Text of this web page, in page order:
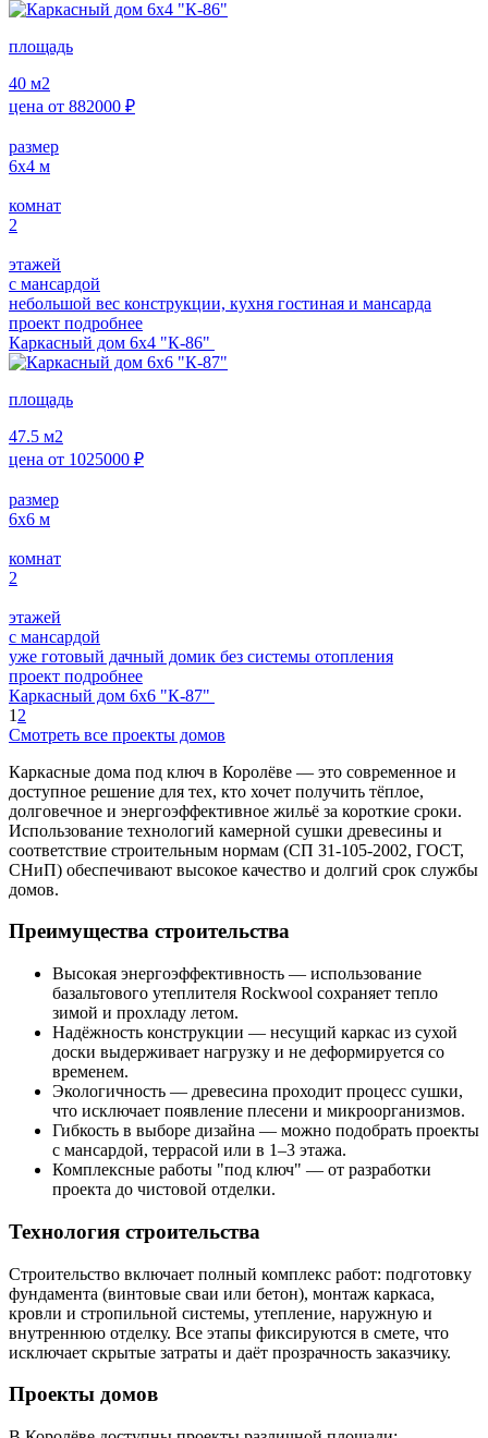
площадь
40 м2
цена от 882000 ₽
размер
6х4 м
комнат
2
этажей
с мансардой
небольшой вес конструкции, кухня гостиная и мансарда
проект подробнее
Каркасный дом 6х4 "К-86"
площадь
47.5 м2
цена от 1025000 ₽
размер
6х6 м
комнат
2
этажей
с мансардой
уже готовый дачный домик без системы отопления
проект подробнее
Каркасный дом 6х6 "К-87"
1 2
Смотреть все проекты домов
Каркасные дома под ключ в Королёве — это современное и
доступное решение для тех, кто хочет получить тёплое,
долговечное и энергоэффективное жильё за короткие сроки.
Использование технологий камерной сушки древесины и
соответствие строительным нормам (СП 31-105-2002, ГОСТ,
СНиП) обеспечивают высокое качество и долгий срок службы
домов.
Преимущества строительства
Высокая энергоэффективность — использование
базальтового утеплителя Rockwool сохраняет тепло
зимой и прохладу летом.
Надёжность конструкции — несущий каркас из сухой
доски выдерживает нагрузку и не деформируется со
временем.
Экологичность — древесина проходит процесс сушки,
что исключает появление плесени и микроорганизмов.
Гибкость в выборе дизайна — можно подобрать проекты
с мансардой, террасой или в 1–3 этажа.
Комплексные работы "под ключ" — от разработки
проекта до чистовой отделки.
Технология строительства
Строительство включает полный комплекс работ: подготовку
фундамента (винтовые сваи или бетон), монтаж каркаса,
кровли и стропильной системы, утепление, наружную и
внутреннюю отделку. Все этапы фиксируются в смете, что
исключает скрытые затраты и даёт прозрачность заказчику.
Проекты домов